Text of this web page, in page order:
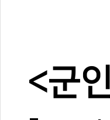
<군